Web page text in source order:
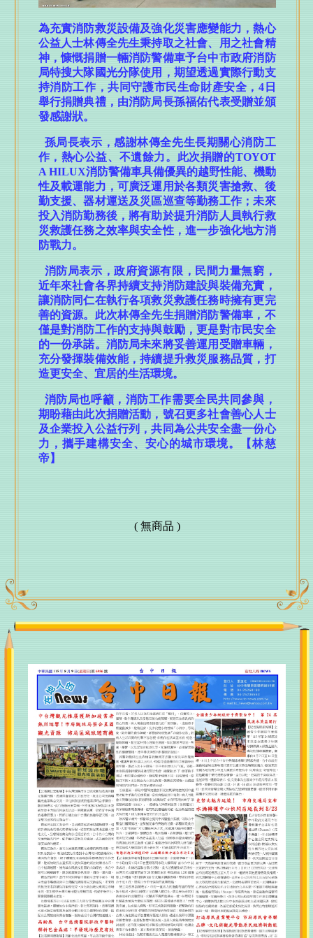
管理
智慧科技面試獲好評！ 山線聯合徵才媒合率近6成
全國青少年網球好手齊聚台中！ 第24屆筑波木笑盃熱
血開打
迎接父親節！台中下半年路跑季開跑 邀全民跑出幸福
史努比魅力延燒！ 市府交通局宣布水湳轉運中心快閃
店延長到8/23
打造原民產業雙平台 市府原民會串聯品牌、文化與觀
光帶動原民經濟新動能
木料循環零廢棄 市府環保局廢木料銀行歡迎市民踴躍
領用
新生代偶像集結打造熱血奇幻足球喜劇
台美青年樂手同台共演！跨國並肩彩排激盪爵士新火
花 展現台中爵士人才培育成果
超商購物不到5分鐘 三分局交通分隊警揪出肇逃、違
停誰也沒躲過
備戰2026城鎮韌性演習 市府消防局啟動防空避難疏
散預演
台中鍋烤節五大組別暫居第一名店揭曉 經發局長張
峯源親貼「領鮮獎」邀全民衝刺最後人氣
中捷南屯站土地開發共構大樓開工動土！公私協力打
造宜居新地標 實現軌道經濟新願景
美東四州政治領袖拜會市府 鄭照新副市長盼深化智慧
歡慶父親節！《台中通TCPASS》APP 攜手在地名店端
好康 帶爸爸輕鬆享優惠
市府地稅局超暖心！主動通知身障家庭免牌照稅 每年
助民減免逾千萬元
台中暑假親子放電攻略！自行車嘉年華、登山王、熱
氣球、熱門電影接力登場 一路玩到8月底
森林與濱海的夏季涼感 台中山海露營消暑趣
台中海線就業大募集！8/15聯合徵才釋960職缺 21家
企業強勢搶人才!
中捷跨界聯名綠美圖！ 第二屆兒童創意繪畫比賽8/7熱
烈開跑
為充實消防救災設備及強化災害應變能力，熱心
公益人士林傳全先生秉持取之社會、用之社會精
神，慷慨捐贈一輛消防警備車予台中市政府消防
局特搜大隊國光分隊使用，期望透過實際行動支
持消防工作，共同守護市民生命財產安全， 4日
舉行捐贈典禮，由消防局長孫福佑代表受贈並頒
發感謝狀。
孫局長表示，感謝林傳全先生長期關心消防工
作，熱心公益、不遺餘力。此次捐贈的TOYOT
A HILUX消防警備車具備優異的越野性能、機動
性及載運能力，可廣泛運用於各類災害搶救、後
勤支援、器材運送及災區巡查等勤務工作；未來
投入消防勤務後，將有助於提升消防人員執行救
災救護任務之效率與安全性，進一步強化地方消
防戰力。
消防局表示，政府資源有限，民間力量無窮，
近年來社會各界持續支持消防建設與裝備充實，
讓消防同仁在執行各項救災救護任務時擁有更完
善的資源。此次林傳全先生捐贈消防警備車，不
僅是對消防工作的支持與鼓勵，更是對市民安全
的一份承諾。消防局未來將妥善運用受贈車輛，
充分發揮裝備效能，持續提升救災服務品質，打
造更安全、宜居的生活環境。
消防局也呼籲，消防工作需要全民共同參與，
期盼藉由此次捐贈活動，號召更多社會善心人士
及企業投入公益行列，共同為公共安全盡一份心
力，攜手建構安全、安心的城市環境。【林慈
帝】
( 無商品 )